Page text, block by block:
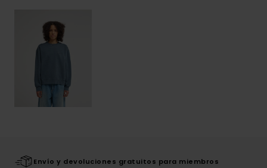
Envío y devoluciones gratuitos para miembros